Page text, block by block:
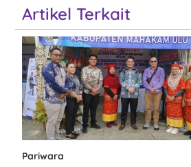
Artikel Terkait
Pariwara